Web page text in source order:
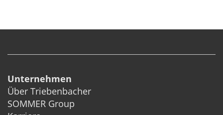
Unternehmen
Über Triebenbacher
SOMMER Group